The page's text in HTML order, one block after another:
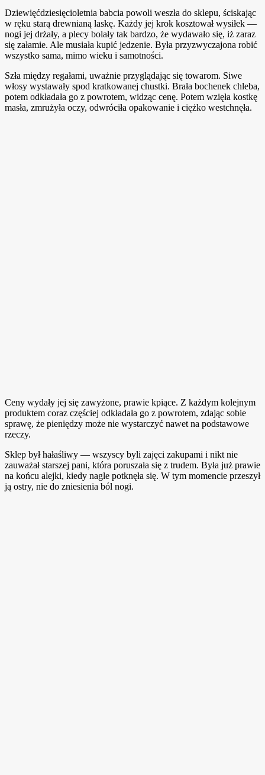
Dziewięćdziesięcioletnia babcia powoli weszła do sklepu, ściskając
w ręku starą drewnianą laskę. Każdy jej krok kosztował wysiłek —
nogi jej drżały, a plecy bolały tak bardzo, że wydawało się, iż zaraz
się załamie. Ale musiała kupić jedzenie. Była przyzwyczajona robić
wszystko sama, mimo wieku i samotności.
Szła między regałami, uważnie przyglądając się towarom. Siwe
włosy wystawały spod kratkowanej chustki. Brała bochenek chleba,
potem odkładała go z powrotem, widząc cenę. Potem wzięła kostkę
masła, zmrużyła oczy, odwróciła opakowanie i ciężko westchnęła.
Ceny wydały jej się zawyżone, prawie kpiące. Z każdym kolejnym
produktem coraz częściej odkładała go z powrotem, zdając sobie
sprawę, że pieniędzy może nie wystarczyć nawet na podstawowe
rzeczy.
Sklep był hałaśliwy — wszyscy byli zajęci zakupami i nikt nie
zauważał starszej pani, która poruszała się z trudem. Była już prawie
na końcu alejki, kiedy nagle potknęła się. W tym momencie przeszył
ją ostry, nie do zniesienia ból nogi.